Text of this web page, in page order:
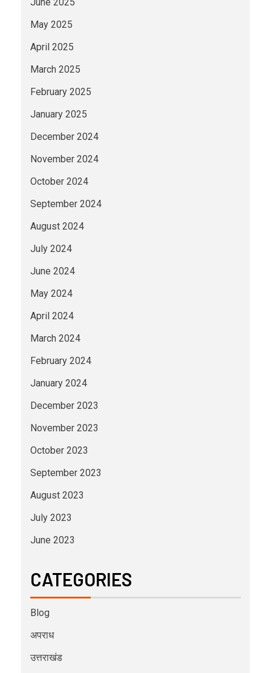
May 2025
April 2025
March 2025
February 2025
January 2025
December 2024
November 2024
October 2024
September 2024
August 2024
July 2024
June 2024
May 2024
April 2024
March 2024
February 2024
January 2024
December 2023
November 2023
October 2023
September 2023
August 2023
July 2023
June 2023
CATEGORIES
Blog
अपराध
उत्तराखंड